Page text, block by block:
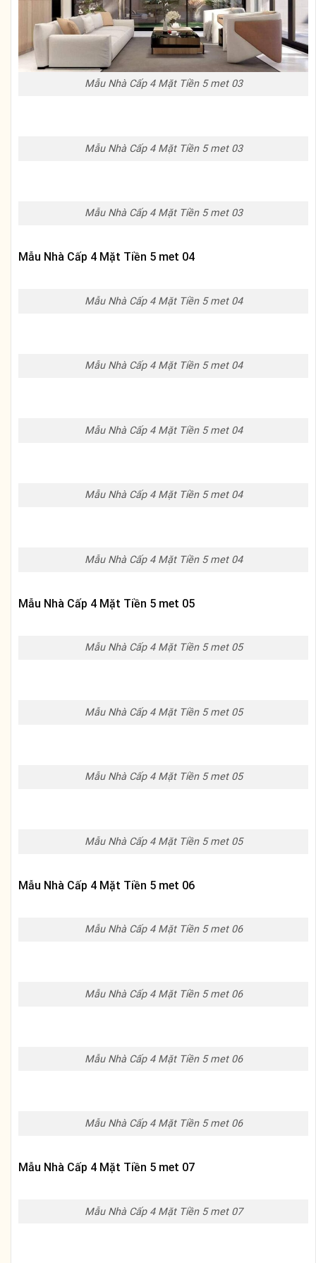
Mẫu Nhà Cấp 4 Mặt Tiền 5 met 03
Mẫu Nhà Cấp 4 Mặt Tiền 5 met 03
Mẫu Nhà Cấp 4 Mặt Tiền 5 met 03
Mẫu Nhà Cấp 4 Mặt Tiền 5 met 04
Mẫu Nhà Cấp 4 Mặt Tiền 5 met 04
Mẫu Nhà Cấp 4 Mặt Tiền 5 met 04
Mẫu Nhà Cấp 4 Mặt Tiền 5 met 04
Mẫu Nhà Cấp 4 Mặt Tiền 5 met 04
Mẫu Nhà Cấp 4 Mặt Tiền 5 met 04
Mẫu Nhà Cấp 4 Mặt Tiền 5 met 05
Mẫu Nhà Cấp 4 Mặt Tiền 5 met 05
Mẫu Nhà Cấp 4 Mặt Tiền 5 met 05
Mẫu Nhà Cấp 4 Mặt Tiền 5 met 05
Mẫu Nhà Cấp 4 Mặt Tiền 5 met 05
Mẫu Nhà Cấp 4 Mặt Tiền 5 met 06
Mẫu Nhà Cấp 4 Mặt Tiền 5 met 06
Mẫu Nhà Cấp 4 Mặt Tiền 5 met 06
Mẫu Nhà Cấp 4 Mặt Tiền 5 met 06
Mẫu Nhà Cấp 4 Mặt Tiền 5 met 06
Mẫu Nhà Cấp 4 Mặt Tiền 5 met 07
Mẫu Nhà Cấp 4 Mặt Tiền 5 met 07